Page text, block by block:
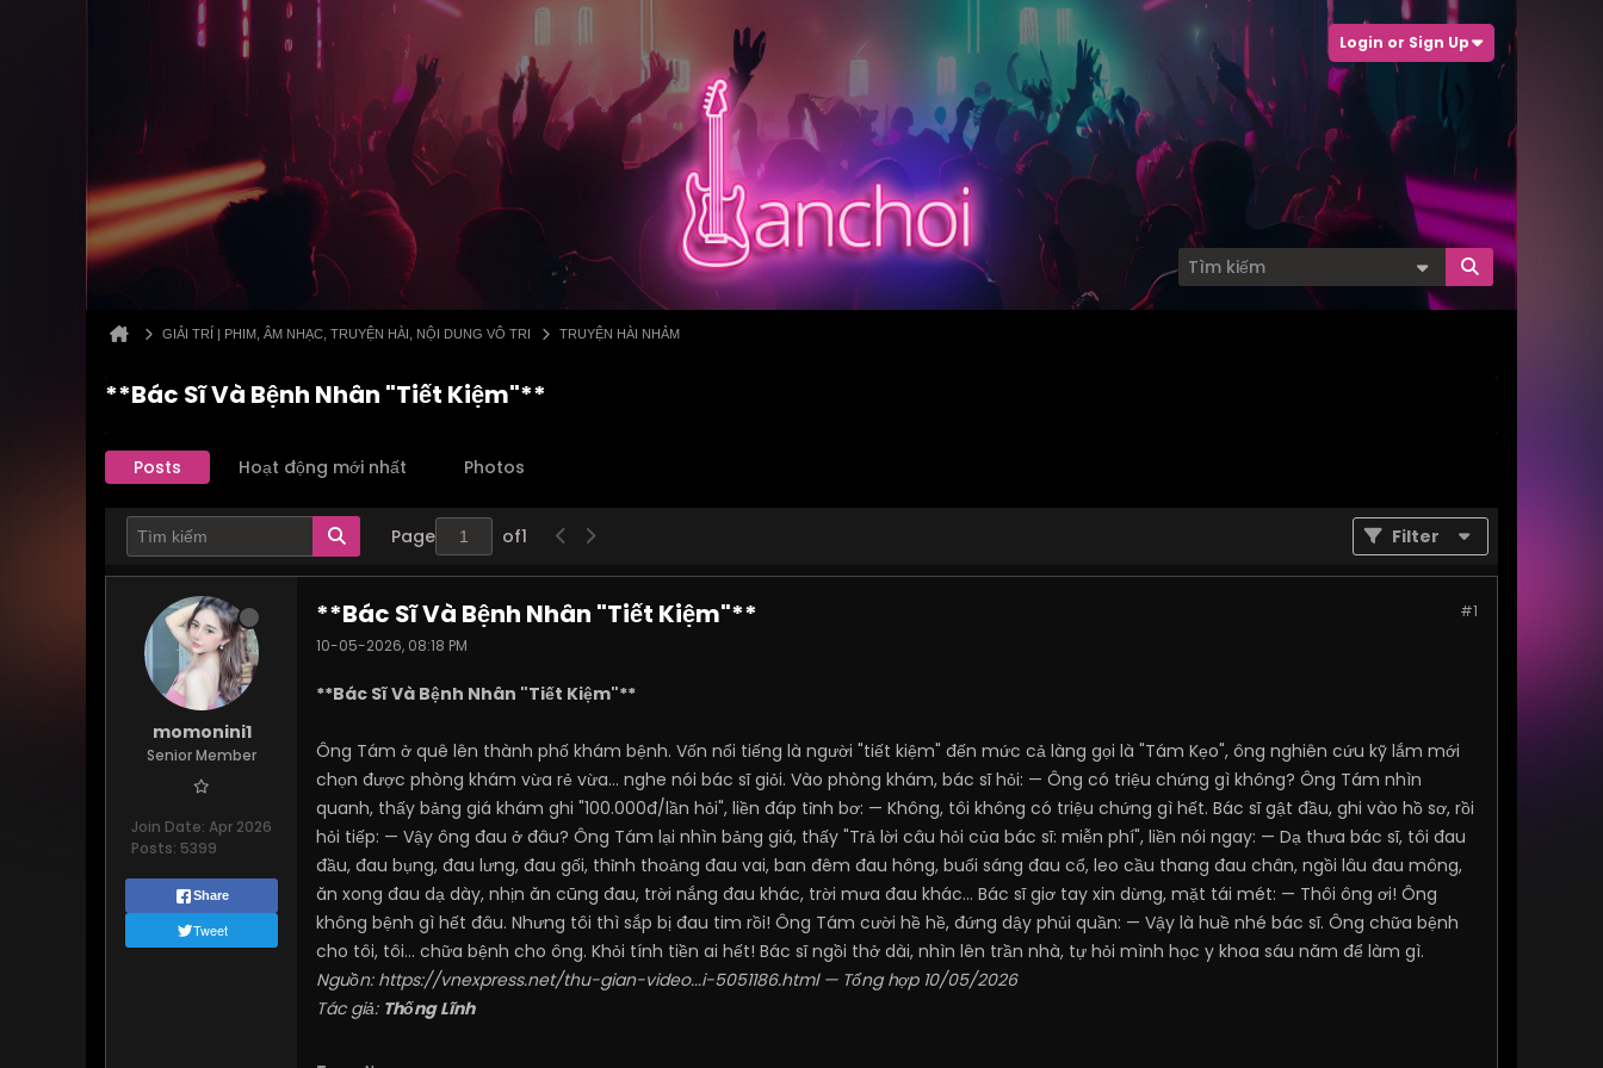
Login or Sign Up
GIẢI TRÍ | PHIM, ÂM NHẠC, TRUYỆN HÀI, NỘI DUNG VÔ TRI TRUYỆN HÀI NHẢM
**Bác Sĩ Và Bệnh Nhân "Tiết Kiệm"**
Posts Hoạt động mới nhất Photos
Page of1 Filter
momonini1
Senior Member
Join Date: Apr 2026
Posts: 5399
Share
Tweet
#1
**Bác Sĩ Và Bệnh Nhân "Tiết Kiệm"**
10-05-2026, 08:18 PM
**Bác Sĩ Và Bệnh Nhân "Tiết Kiệm"**
Ông Tám ở quê lên thành phố khám bệnh. Vốn nổi tiếng là người "tiết kiệm" đến mức cả làng gọi là "Tám Kẹo", ông nghiên cứu kỹ lắm mới
chọn được phòng khám vừa rẻ vừa... nghe nói bác sĩ giỏi. Vào phòng khám, bác sĩ hỏi: — Ông có triệu chứng gì không? Ông Tám nhìn
quanh, thấy bảng giá khám ghi "100.000đ/lần hỏi", liền đáp tỉnh bơ: — Không, tôi không có triệu chứng gì hết. Bác sĩ gật đầu, ghi vào hồ sơ, rồi
hỏi tiếp: — Vậy ông đau ở đâu? Ông Tám lại nhìn bảng giá, thấy "Trả lời câu hỏi của bác sĩ: miễn phí", liền nói ngay: — Dạ thưa bác sĩ, tôi đau
đầu, đau bụng, đau lưng, đau gối, thỉnh thoảng đau vai, ban đêm đau hông, buổi sáng đau cổ, leo cầu thang đau chân, ngồi lâu đau mông,
ăn xong đau dạ dày, nhịn ăn cũng đau, trời nắng đau khác, trời mưa đau khác... Bác sĩ giơ tay xin dừng, mặt tái mét: — Thôi ông ơi! Ông
không bệnh gì hết đâu. Nhưng tôi thì sắp bị đau tim rồi! Ông Tám cười hề hề, đứng dậy phủi quần: — Vậy là huề nhé bác sĩ. Ông chữa bệnh
cho tôi, tôi... chữa bệnh cho ông. Khỏi tính tiền ai hết! Bác sĩ ngồi thở dài, nhìn lên trần nhà, tự hỏi mình học y khoa sáu năm để làm gì.
Nguồn: https://vnexpress.net/thu-gian-video...i-5051186.html— Tổng hợp 10/05/2026
Tác giả: Thống Lĩnh